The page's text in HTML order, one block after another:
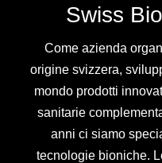
Swiss
Come azienda
origine svizzera,
mondo prodotti
sanitarie
anni ci siamo
tecnologie bioniche.